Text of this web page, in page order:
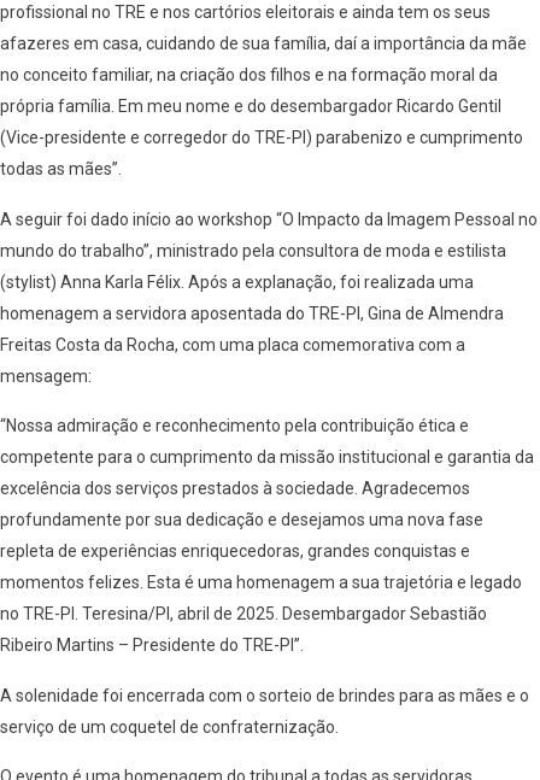
profissional no TRE e nos cartórios eleitorais e ainda tem os seus
afazeres em casa, cuidando de sua família, daí a importância da mãe
no conceito familiar, na criação dos filhos e na formação moral da
própria família. Em meu nome e do desembargador Ricardo Gentil
(Vice-presidente e corregedor do TRE-PI) parabenizo e cumprimento
todas as mães”.
A seguir foi dado início ao workshop “O Impacto da Imagem Pessoal no
mundo do trabalho”, ministrado pela consultora de moda e estilista
(stylist) Anna Karla Félix. Após a explanação, foi realizada uma
homenagem a servidora aposentada do TRE-PI, Gina de Almendra
Freitas Costa da Rocha, com uma placa comemorativa com a
mensagem:
“Nossa admiração e reconhecimento pela contribuição ética e
competente para o cumprimento da missão institucional e garantia da
excelência dos serviços prestados à sociedade. Agradecemos
profundamente por sua dedicação e desejamos uma nova fase
repleta de experiências enriquecedoras, grandes conquistas e
momentos felizes. Esta é uma homenagem a sua trajetória e legado
no TRE-PI. Teresina/PI, abril de 2025. Desembargador Sebastião
Ribeiro Martins – Presidente do TRE-PI”.
A solenidade foi encerrada com o sorteio de brindes para as mães e o
serviço de um coquetel de confraternização.